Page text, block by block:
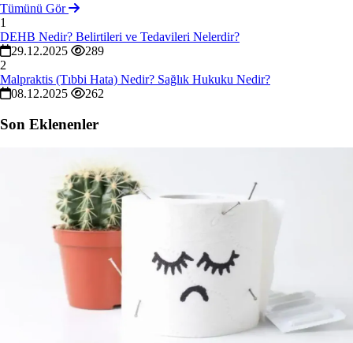
Tümünü Gör
1
DEHB Nedir? Belirtileri ve Tedavileri Nelerdir?
29.12.2025
289
2
Malpraktis (Tıbbi Hata) Nedir? Sağlık Hukuku Nedir?
08.12.2025
262
Son Eklenenler